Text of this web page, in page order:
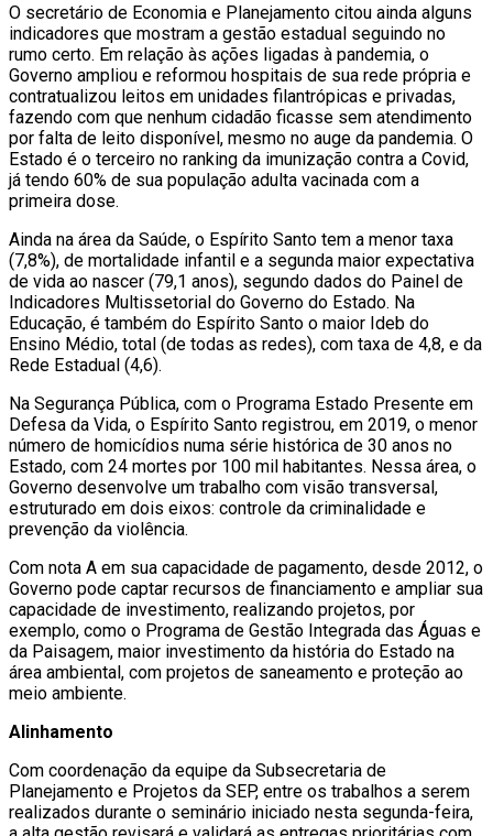
O secretário de Economia e Planejamento citou ainda alguns
indicadores que mostram a gestão estadual seguindo no
rumo certo. Em relação às ações ligadas à pandemia, o
Governo ampliou e reformou hospitais de sua rede própria e
contratualizou leitos em unidades filantrópicas e privadas,
fazendo com que nenhum cidadão ficasse sem atendimento
por falta de leito disponível, mesmo no auge da pandemia. O
Estado é o terceiro no ranking da imunização contra a Covid,
já tendo 60% de sua população adulta vacinada com a
primeira dose.
Ainda na área da Saúde, o Espírito Santo tem a menor taxa
(7,8%), de mortalidade infantil e a segunda maior expectativa
de vida ao nascer (79,1 anos), segundo dados do Painel de
Indicadores Multissetorial do Governo do Estado. Na
Educação, é também do Espírito Santo o maior Ideb do
Ensino Médio, total (de todas as redes), com taxa de 4,8, e da
Rede Estadual (4,6).
Na Segurança Pública, com o Programa Estado Presente em
Defesa da Vida, o Espírito Santo registrou, em 2019, o menor
número de homicídios numa série histórica de 30 anos no
Estado, com 24 mortes por 100 mil habitantes. Nessa área, o
Governo desenvolve um trabalho com visão transversal,
estruturado em dois eixos: controle da criminalidade e
prevenção da violência.
Com nota A em sua capacidade de pagamento, desde 2012, o
Governo pode captar recursos de financiamento e ampliar sua
capacidade de investimento, realizando projetos, por
exemplo, como o Programa de Gestão Integrada das Águas e
da Paisagem, maior investimento da história do Estado na
área ambiental, com projetos de saneamento e proteção ao
meio ambiente.
Alinhamento
Com coordenação da equipe da Subsecretaria de
Planejamento e Projetos da SEP, entre os trabalhos a serem
realizados durante o seminário iniciado nesta segunda-feira,